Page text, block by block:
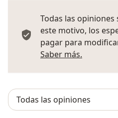
Todas las
este motivo, los
pagar para
Saber más.